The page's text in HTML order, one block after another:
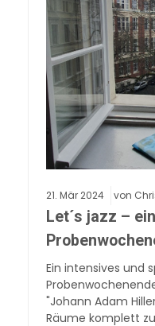
21. Mär 2024 von
Let´s jazz –
Ein intensives und
"Johann Adam
Räume komplett